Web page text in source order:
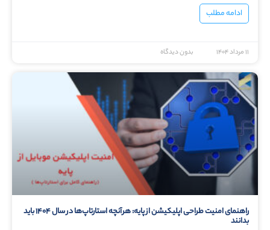
ادامه مطلب
۱۱ مرداد ۱۴۰۴ بدون دیدگاه
راهنمای امنیت طراحی اپلیکیشن از پایه: هرآنچه استارتاپ‌ها در سال ۱۴۰۴ باید
بدانند